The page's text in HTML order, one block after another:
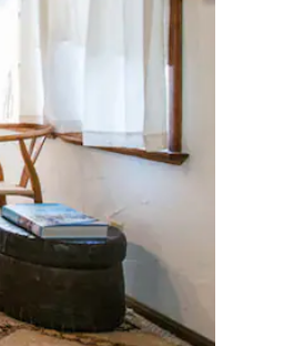
deslizando el dedo.